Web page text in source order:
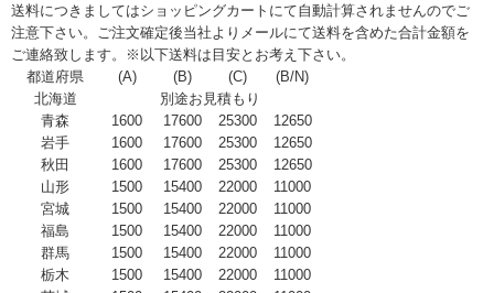
送料につきましてはショッピングカートにて自動計算されませんのでご
注意下さい。ご注文確定後当社よりメールにて送料を含めた合計金額を
ご連絡致します。※以下送料は目安とお考え下さい。
都道府県
(A) (B) (C)
(B/N)
北海道
別途お見積もり
青森
1600 17600 25300
12650
岩手
1600 17600 25300
12650
秋田
1600 17600 25300
12650
山形
1500 15400 22000
11000
宮城
1500 15400 22000
11000
福島
1500 15400 22000
11000
群馬
1500 15400 22000
11000
栃木
1500 15400 22000
11000